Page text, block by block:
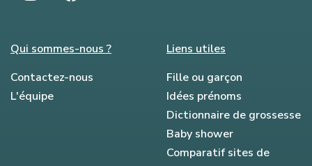
Qui sommes-nous ?
Contactez-nous
L'équipe
Liens utiles
Fille ou garçon
Idées prénoms
Dictionnaire de grossesse
Baby shower
Comparatif sites de